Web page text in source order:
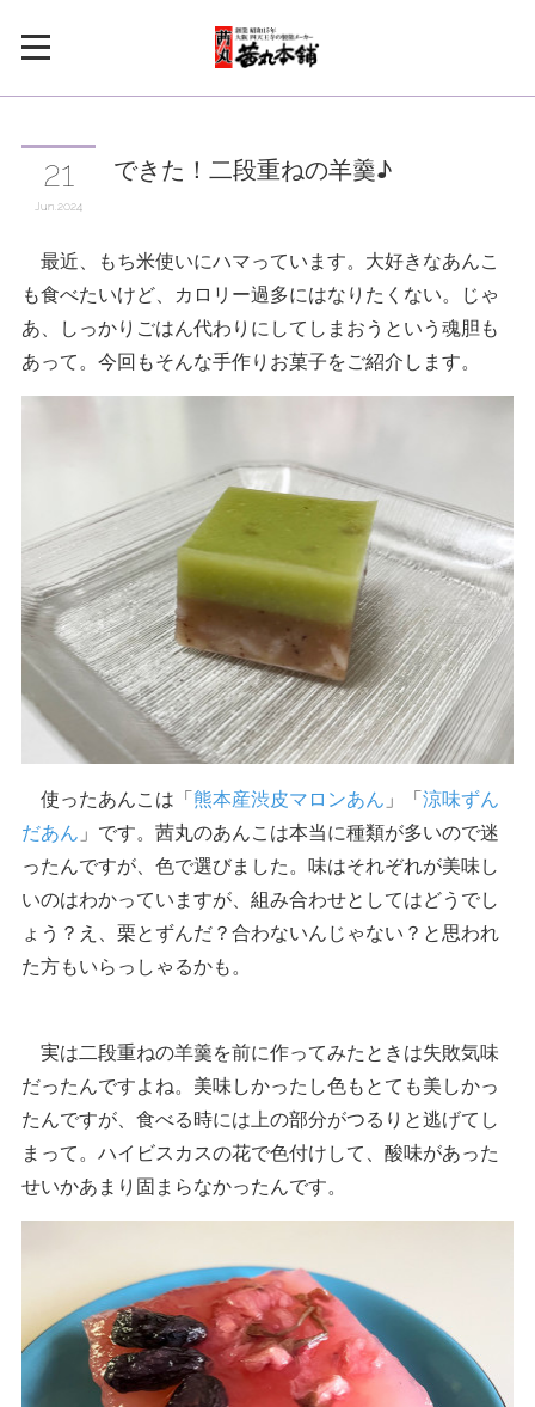
21
Jun 2024
できた！二段重ねの羊羹♪
最近、もち米使いにハマっています。大好きなあんこ
も食べたいけど、カロリー過多にはなりたくない。じゃ
あ、しっかりごはん代わりにしてしまおうという魂胆も
あって。今回もそんな手作りお菓子をご紹介します。
使ったあんこは「熊本産渋皮マロンあん 」「涼味ずん
だあん 」です。茜丸のあんこは本当に種類が多いので迷
ったんですが、色で選びました。味はそれぞれが美味し
いのはわかっていますが、組み合わせとしてはどうでし
ょう？え、栗とずんだ？合わないんじゃない？と思われ
た方もいらっしゃるかも。
実は二段重ねの羊羹を前に作ってみたときは失敗気味
だったんですよね。美味しかったし色もとても美しかっ
たんですが、食べる時には上の部分がつるりと逃げてし
まって。ハイビスカスの花で色付けして、酸味があった
せいかあまり固まらなかったんです。